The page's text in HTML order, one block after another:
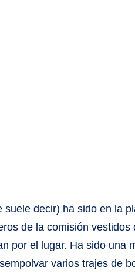
decir) ha sido en la
de la comisión
por el lugar. Ha sido una
varios trajes de